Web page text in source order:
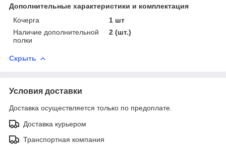
Дополнительные характеристики и комплектация
Кочерга
1 шт
Наличие дополнительной
полки
2 (шт.)
Скрыть
Условия доставки
Доставка осуществляется только по предоплате.
Доставка курьером
Транспортная компания